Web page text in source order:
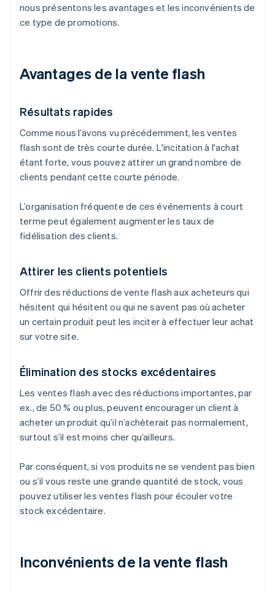
nous présentons les avantages et les inconvénients de
ce type de promotions.
Avantages de la vente flash
Résultats rapides
Comme nous l’avons vu précédemment, les ventes
flash sont de très courte durée. L'incitation à l'achat
étant forte, vous pouvez attirer un grand nombre de
clients pendant cette courte période.
L’organisation fréquente de ces événements à court
terme peut également augmenter les taux de
fidélisation des clients.
Attirer les clients potentiels
Offrir des réductions de vente flash aux acheteurs qui
hésitent qui hésitent ou qui ne savent pas où acheter
un certain produit peut les inciter à effectuer leur achat
sur votre site.
Élimination des stocks excédentaires
Les ventes flash avec des réductions importantes, par
ex., de 50 % ou plus, peuvent encourager un client à
acheter un produit qu’il n’achèterait pas normalement,
surtout s’il est moins cher qu’ailleurs.
Par conséquent, si vos produits ne se vendent pas bien
ou s’il vous reste une grande quantité de stock, vous
pouvez utiliser les ventes flash pour écouler votre
stock excédentaire.
Inconvénients de la vente flash